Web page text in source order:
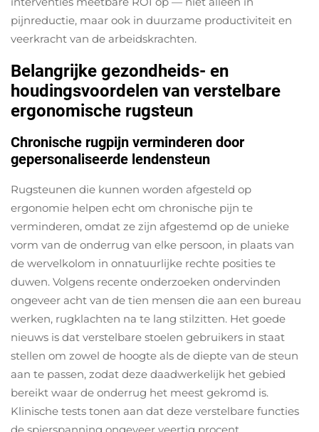
pijnreductie, maar ook in duurzame productiviteit en
veerkracht van de arbeidskrachten.
Belangrijke gezondheids- en
houdingsvoordelen van verstelbare
ergonomische rugsteun
Chronische rugpijn verminderen door
gepersonaliseerde lendensteun
Rugsteunen die kunnen worden afgesteld op
ergonomie helpen echt om chronische pijn te
verminderen, omdat ze zijn afgestemd op de unieke
vorm van de onderrug van elke persoon, in plaats van
de wervelkolom in onnatuurlijke rechte posities te
duwen. Volgens recente onderzoeken ondervinden
ongeveer acht van de tien mensen die aan een bureau
werken, rugklachten na te lang stilzitten. Het goede
nieuws is dat verstelbare stoelen gebruikers in staat
stellen om zowel de hoogte als de diepte van de steun
aan te passen, zodat deze daadwerkelijk het gebied
bereikt waar de onderrug het meest gekromd is.
Klinische tests tonen aan dat deze verstelbare functies